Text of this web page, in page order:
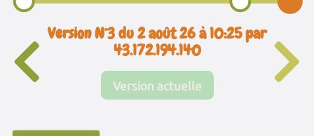
Version N°3 du 2 août 26 à 10:25 par
43.172.194.140
Version actuelle